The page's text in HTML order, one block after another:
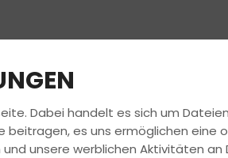
KURSE ÜBER UNS
Dabei handelt es sich um
beitragen, es uns ermöglichen
unsere werblichen Aktivitäten an